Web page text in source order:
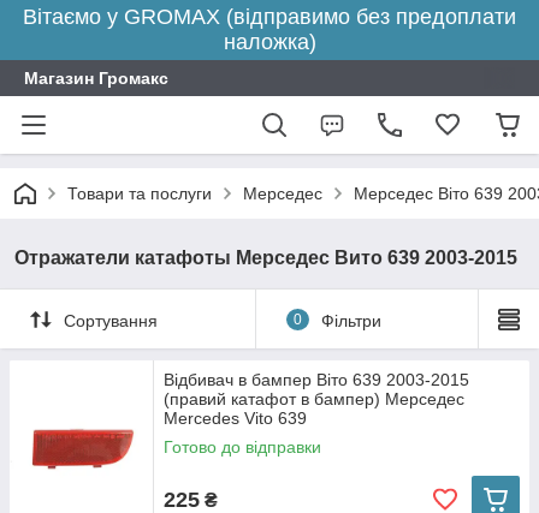
Вітаємо у GROMAX (відправимо без предоплати
наложка)
Магазин Громакс
Товари та послуги Мерседес Мерседес Віто 639
Отражатели катафоты Мерседес Вито 639 2003-2015
Сортування 0 Фільтри
Відбивач в бампер Віто 639 2003-2015
(правий катафот в бампер) Мерседес
Mercedes Vito 639
Готово до відправки
225 ₴